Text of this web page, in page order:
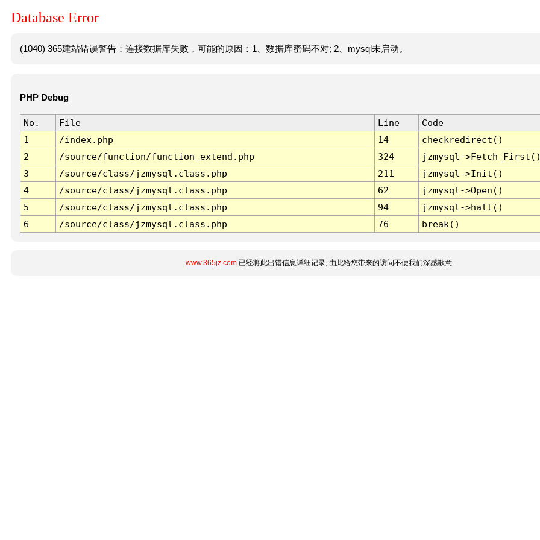
Database Error
(1040) 365建站错误警告：连接数据库失败，可能的原因：1、数据库密码不对; 2、mysql未启动。
PHP Debug
No. File Line
Code
1
/index.php 14
checkredirect()
2
/source/function/function_extend.php 324
jzmysql-
3
/source/class/jzmysql.class.php 211
jzmysql->Init()
4
/source/class/jzmysql.class.php 62
jzmysql->Open()
5
/source/class/jzmysql.class.php 94
jzmysql->halt()
6
/source/class/jzmysql.class.php 76 break()
www.365jz.com已经将此出错信息详细记录, 由此给您带来的访问不便我们深感歉意.